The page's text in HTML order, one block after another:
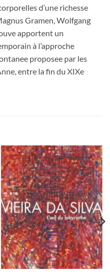
d’une richesse
Gramen, Wolfgang
apportent un
à l’approche
proposee par les
entre la fin du XIXe